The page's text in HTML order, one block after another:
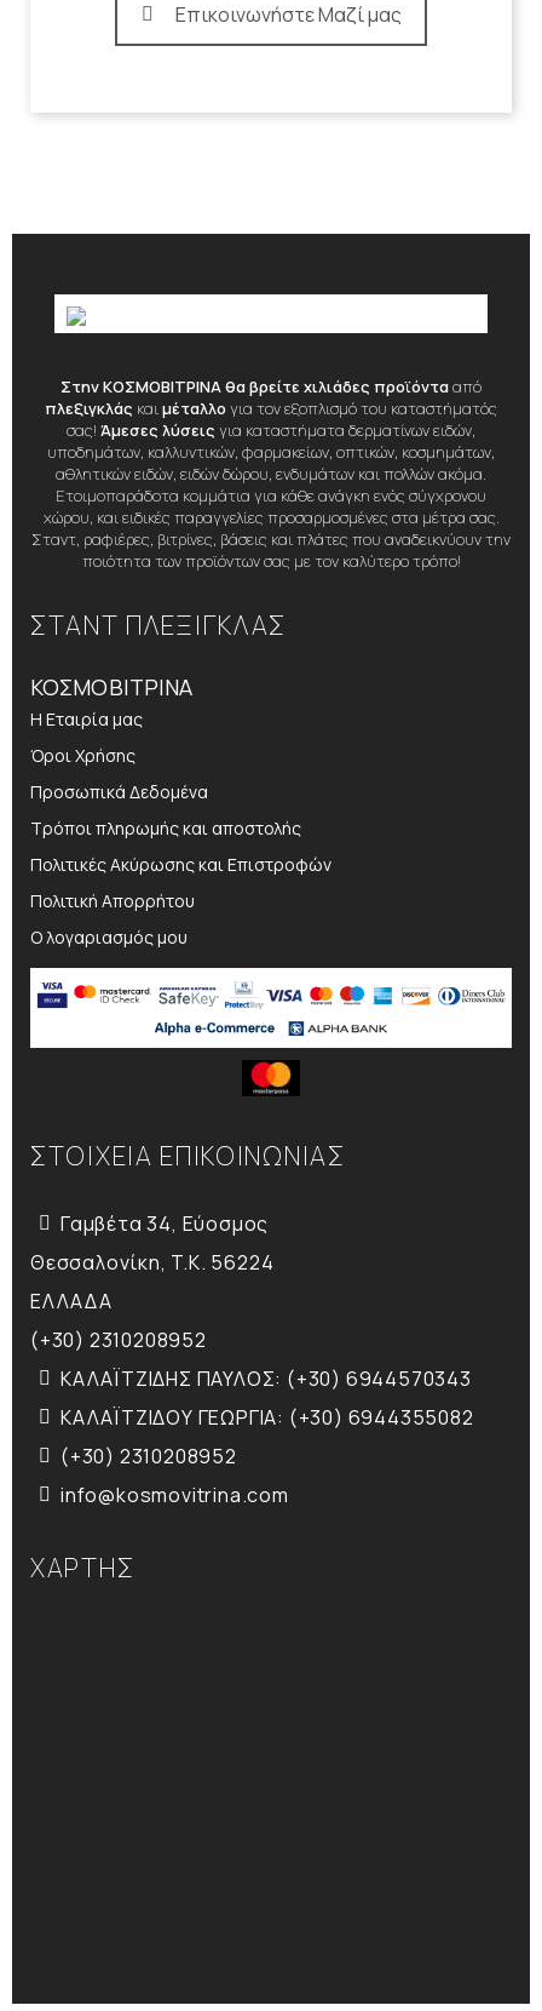
Επικοινωνήστε Μαζί μας
Στην ΚΟΣΜΟΒΙΤΡΙΝΑ θα βρείτε χιλιάδες προϊόντααπό
πλεξιγκλάς καιμέταλλο για τον εξοπλισμό του καταστήματός
σας! Άμεσες λύσεις για καταστήματα δερματίνων ειδών,
υποδημάτων, καλλυντικών, φαρμακείων, οπτικών, κοσμημάτων,
αθλητικών ειδών, ειδών δώρου, ενδυμάτων και πολλών ακόμα.
Ετοιμοπαράδοτα κομμάτια για κάθε ανάγκη ενός σύγχρονου
χώρου, και ειδικές παραγγελίες προσαρμοσμένες στα μέτρα σας.
Σταντ, ραφιέρες, βιτρίνες, βάσεις και πλάτες που αναδεικνύουν την
ποιότητα των προϊόντων σας με τον καλύτερο τρόπο!
ΣΤΑΝΤ ΠΛΕΞΙΓΚΛΑΣ
ΚΟΣΜΟΒΙΤΡΙΝΑ
Η Εταιρία μας
Όροι Χρήσης
Προσωπικά Δεδομένα
Τρόποι πληρωμής και αποστολής
Πολιτικές Ακύρωσης και Επιστροφών
Πολιτική Απορρήτου
Ο λογαριασμός μου
ΣΤΟΙΧΕΙΑ ΕΠΙΚΟΙΝΩΝΙΑΣ
Γαμβέτα 34, Εύοσμος
Θεσσαλονίκη, T.K. 56224
ΕΛΛΑΔΑ
(+30) 2310208952
ΚΑΛΑΪΤΖΙΔΗΣ ΠΑΥΛΟΣ: (+30) 6944570343
ΚΑΛΑΪΤΖΙΔΟΥ ΓΕΩΡΓΙΑ: (+30) 6944355082
(+30) 2310208952
info@kosmovitrina.com
ΧΑΡΤΗΣ